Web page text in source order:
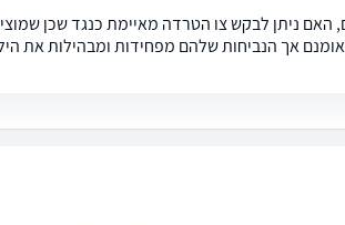
האם ניתן לבקש צו הטרדה מאיימת כנגד שכן
אך הנביחות שלהם מפחידות ומבהילות את